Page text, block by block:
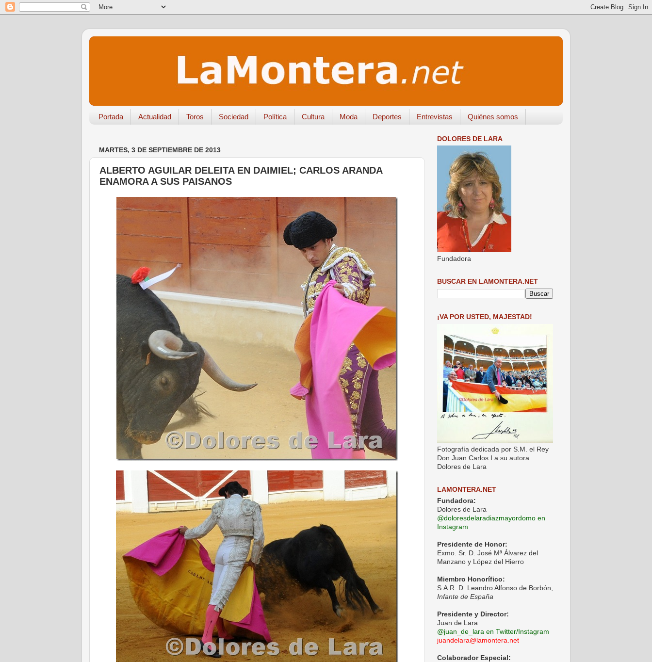
Portada Actualidad Toros Sociedad Política Cultura Moda Deportes Entrevistas Quiénes somos
MARTES, 3 DE SEPTIEMBRE DE 2013
ALBERTO AGUILAR DELEITA EN DAIMIEL; CARLOS ARANDA
ENAMORA A SUS PAISANOS
DOLORES DE LARA
Fundadora
BUSCAR EN LAMONTERA.NET
¡VA POR USTED, MAJESTAD!
Fotografía dedicada por S.M. el Rey
Don Juan Carlos I a su autora
Dolores de Lara
LAMONTERA.NET
Fundadora:
Dolores de Lara
@doloresdelaradiazmayordomo en
Instagram
Presidente de Honor:
Exmo. Sr. D. José Mª Álvarez del
Manzano y López del Hierro
Miembro Honorífico:
S.A.R. D. Leandro Alfonso de Borbón,
Infante de España
Presidente y Director:
Juan de Lara
@juan_de_lara en Twitter/Instagram
juandelara@lamontera.net
Colaborador Especial: